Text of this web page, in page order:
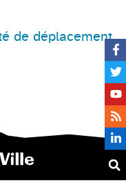
de déplacement